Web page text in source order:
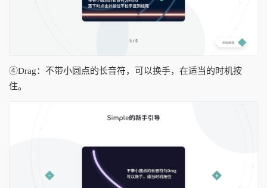
④Drag：不带小圆点的长音符，可以换手，在适当的时机按
住。